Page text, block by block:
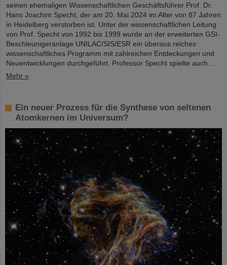
seinen ehemaligen Wissenschaftlichen Geschäftsführer Prof. Dr.
Hans Joachim Specht, der am 20. Mai 2024 im Alter von 87 Jahren
in Heidelberg verstorben ist. Unter der wissenschaftlichen Leitung
von Prof. Specht von 1992 bis 1999 wurde an der erweiterten GSI-
Beschleunigeranlage UNILAC/SIS/ESR ein überaus reiches
wissenschaftliches Programm mit zahlreichen Entdeckungen und
Neuentwicklungen durchgeführt. Professor Specht spielte auch…
Mehr »
Ein neuer Prozess für die Synthese von seltenen
Atomkernen im Universum?